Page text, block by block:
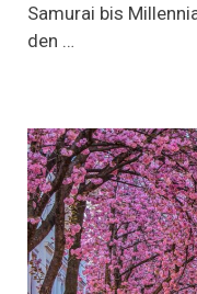
Samurai bis
den …